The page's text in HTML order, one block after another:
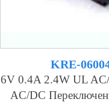
KRE-
6V 0.4A 2.4W UL
AC/DC